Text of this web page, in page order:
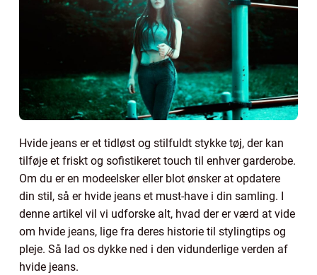
Hvide jeans er et tidløst og stilfuldt stykke tøj, der kan
tilføje et friskt og sofistikeret touch til enhver garderobe.
Om du er en modeelsker eller blot ønsker at opdatere
din stil, så er hvide jeans et must-have i din samling. I
denne artikel vil vi udforske alt, hvad der er værd at vide
om hvide jeans, lige fra deres historie til stylingtips og
pleje. Så lad os dykke ned i den vidunderlige verden af
hvide jeans.